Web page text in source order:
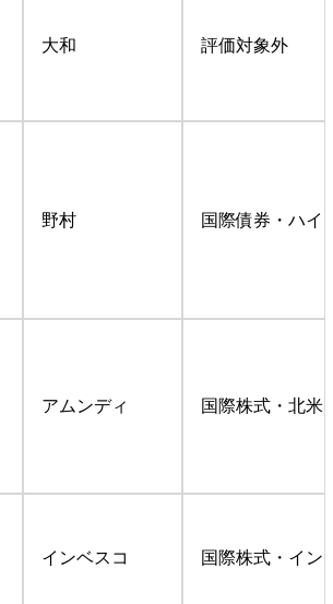
大和 評価対象外
野村 国際債券・ハイ
アムンディ 国際株式・北米
インベスコ 国際株式・イン